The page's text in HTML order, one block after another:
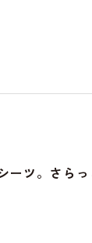
ツ。さらっ